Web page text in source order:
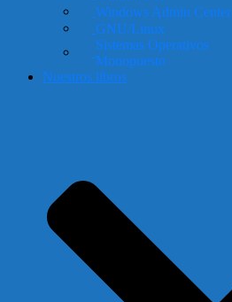
Windows Admin Center
GNU/Linux
Sistemas Operativos
Monopuesto
Nuestros libros